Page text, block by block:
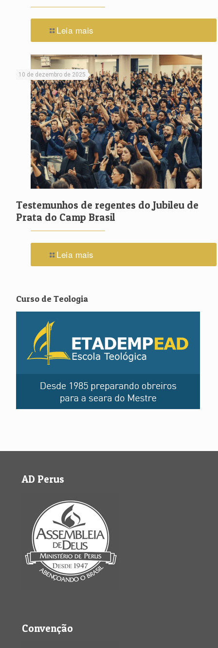
Leia mais
10 de dezembro de 2025
Testemunhos de regentes do Jubileu de
Prata do Camp Brasil
Leia mais
Curso de Teologia
AD Perus
Convenção